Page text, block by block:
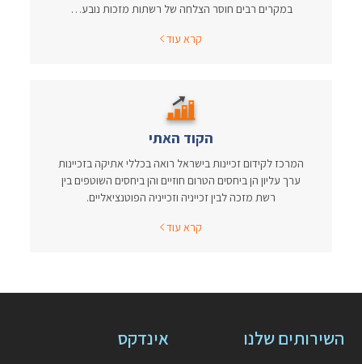
במקרים רבים חוסר הצלחה של רשתות מזכות נובע…
קרא עוד
הקוד האתי
המרכז לקידום זכיינות בישראל רואה בכללי אתיקה בזכיינות
ערך עליון הן ביחסים הטרום חוזיים והן ביחסים השוטפים בין
רשת מזכה לבין זכייניה וזכייניה הפוטנציאליים.
קרא עוד
השירותים שלנו אינדקס